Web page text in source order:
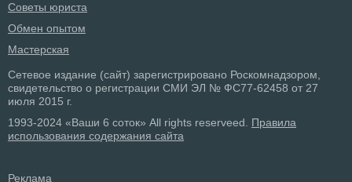
Советы юриста
Обмен опытом
Мастерская
Сетевое издание (сайт) зарегистрировано Роскомнадзором,
свидетельство о регистрации СМИ ЭЛ № ФС77-62458 от 27
июля 2015 г.
1993-2024 «Ваши 6 соток» All rights reserveed. Правила
использования содержания сайта
Реклама